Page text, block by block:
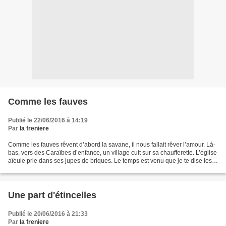
Comme les fauves
Publié le 22/06/2016 à 14:19
Par la freniere
Comme les fauves rêvent d’abord la savane, il nous fallait rêver l’amour. Là-
bas, vers des Caraïbes d’enfance, un village cuit sur sa chaufferette. L’église
aïeule prie dans ses jupes de briques. Le temps est venu que je te dise les
Une part d'étincelles
Publié le 20/06/2016 à 21:33
Par la freniere